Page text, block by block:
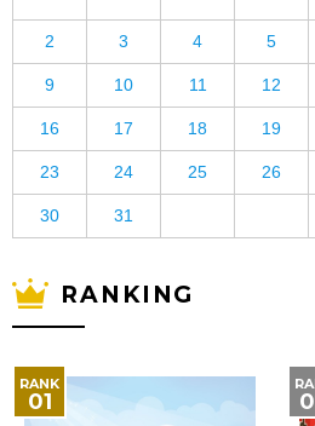
2 3 4 5
9 10 11 12
16 17 18 19
23 24 25 26
30 31
RANKING